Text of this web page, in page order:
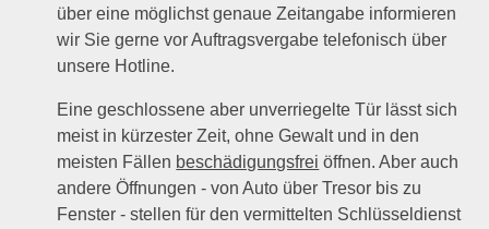
über eine möglichst genaue Zeitangabe informieren
wir Sie gerne vor Auftragsvergabe telefonisch über
unsere Hotline.
Eine geschlossene aber unverriegelte Tür lässt sich
meist in kürzester Zeit, ohne Gewalt und in den
meisten Fällen beschädigungsfrei öffnen. Aber auch
andere Öffnungen - von Auto über Tresor bis zu
Fenster - stellen für den vermittelten Schlüsseldienst